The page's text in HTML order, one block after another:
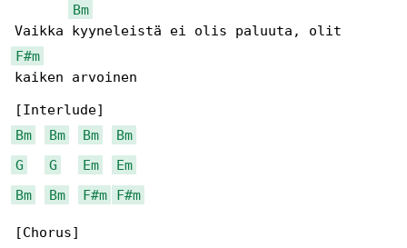
Bm
F#m
kaiken arvoinen
Bm
Bm Bm
Bm
G
G Em
Em
Bm
Bm F#m F#m
[Chorus]